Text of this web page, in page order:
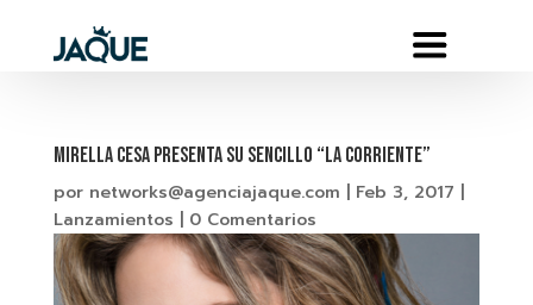
Mirella Cesa presenta su sencillo “LA CORRIENTE”
por networks@agenciajaque.com Feb 3, 2017
Lanzamientos
0 Comentarios